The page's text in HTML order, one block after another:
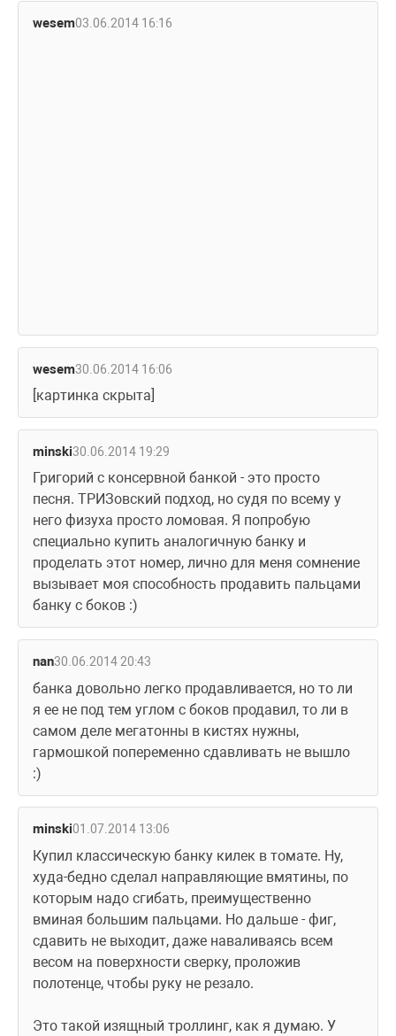
wesem03.06.2014 16:16
wesem30.06.2014 16:06
[картинка скрыта]
minski30.06.2014 19:29
Григорий с консервной банкой - это просто
песня. ТРИЗовский подход, но судя по всему у
него физуха просто ломовая. Я попробую
специально купить аналогичную банку и
проделать этот номер, лично для меня сомнение
вызывает моя способность продавить пальцами
банку с боков :)
nan30.06.2014 20:43
банка довольно легко продавливается, но то ли
я ее не под тем углом с боков продавил, то ли в
самом деле мегатонны в кистях нужны,
гармошкой попеременно сдавливать не вышло
:)
minski01.07.2014 13:06
Купил классическую банку килек в томате. Ну,
худа-бедно сделал направляющие вмятины, по
которым надо сгибать, преимущественно
вминая большим пальцами. Но дальше - фиг,
сдавить не выходит, даже наваливаясь всем
весом на поверхности сверку, проложив
полотенце, чтобы руку не резало.
Это такой изящный троллинг, как я думаю. У